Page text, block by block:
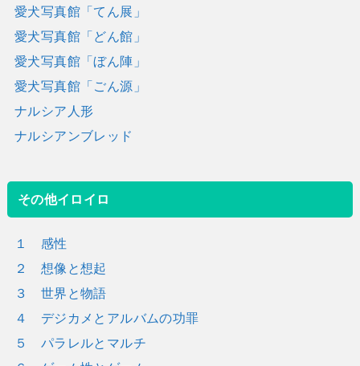
愛犬写真館「てん展」
愛犬写真館「どん館」
愛犬写真館「ぼん陣」
愛犬写真館「ごん源」
ナルシア人形
ナルシアンブレッド
その他イロイロ
１ 感性
２ 想像と想起
３ 世界と物語
４ デジカメとアルバムの功罪
５ パラレルとマルチ